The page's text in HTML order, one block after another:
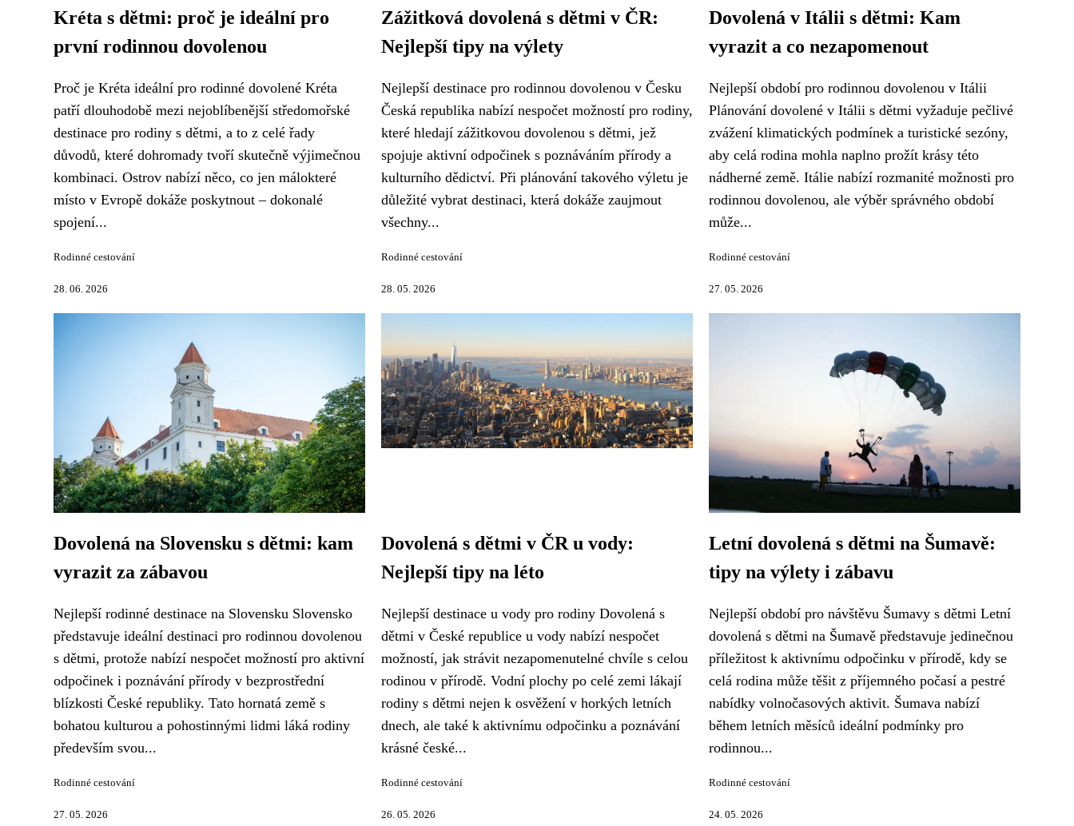
Kréta s dětmi: proč je ideální pro
první rodinnou dovolenou
Proč je Kréta ideální pro rodinné dovolené Kréta
patří dlouhodobě mezi nejoblíbenější středomořské
destinace pro rodiny s dětmi, a to z celé řady
důvodů, které dohromady tvoří skutečně výjimečnou
kombinaci. Ostrov nabízí něco, co jen málokteré
místo v Evropě dokáže poskytnout – dokonalé
spojení...
Rodinné cestování
28. 06. 2026
Zážitková dovolená s dětmi v ČR:
Nejlepší tipy na výlety
Nejlepší destinace pro rodinnou dovolenou v Česku
Česká republika nabízí nespočet možností pro rodiny,
které hledají zážitkovou dovolenou s dětmi, jež
spojuje aktivní odpočinek s poznáváním přírody a
kulturního dědictví. Při plánování takového výletu je
důležité vybrat destinaci, která dokáže zaujmout
všechny...
Rodinné cestování
28. 05. 2026
Dovolená v Itálii s dětmi: Kam
vyrazit a co nezapomenout
Nejlepší období pro rodinnou dovolenou v Itálii
Plánování dovolené v Itálii s dětmi vyžaduje pečlivé
zvážení klimatických podmínek a turistické sezóny,
aby celá rodina mohla naplno prožít krásy této
nádherné země. Itálie nabízí rozmanité možnosti pro
rodinnou dovolenou, ale výběr správného období
může...
Rodinné cestování
27. 05. 2026
Dovolená na Slovensku s dětmi: kam
vyrazit za zábavou
Nejlepší rodinné destinace na Slovensku Slovensko
představuje ideální destinaci pro rodinnou dovolenou
s dětmi, protože nabízí nespočet možností pro aktivní
odpočinek i poznávání přírody v bezprostřední
blízkosti České republiky. Tato hornatá země s
bohatou kulturou a pohostinnými lidmi láká rodiny
především svou...
Rodinné cestování
27. 05. 2026
Dovolená s dětmi v ČR u vody:
Nejlepší tipy na léto
Nejlepší destinace u vody pro rodiny Dovolená s
dětmi v České republice u vody nabízí nespočet
možností, jak strávit nezapomenutelné chvíle s celou
rodinou v přírodě. Vodní plochy po celé zemi lákají
rodiny s dětmi nejen k osvěžení v horkých letních
dnech, ale také k aktivnímu odpočinku a poznávání
krásné české...
Rodinné cestování
26. 05. 2026
Letní dovolená s dětmi na Šumavě:
tipy na výlety i zábavu
Nejlepší období pro návštěvu Šumavy s dětmi Letní
dovolená s dětmi na Šumavě představuje jedinečnou
příležitost k aktivnímu odpočinku v přírodě, kdy se
celá rodina může těšit z příjemného počasí a pestré
nabídky volnočasových aktivit. Šumava nabízí
během letních měsíců ideální podmínky pro
rodinnou...
Rodinné cestování
24. 05. 2026